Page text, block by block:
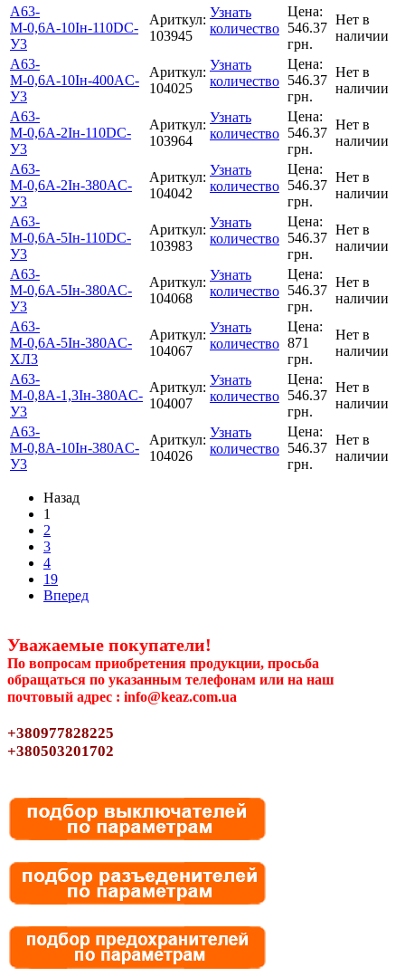
А63-
М-0,6А-10Iн-110DC-
У3
Ариткул:
103945
Узнать
количество
Цена:
546.37
грн.
Нет в
наличии
А63-
М-0,6А-10Iн-400AC-
У3
Ариткул:
104025
Узнать
количество
Цена:
546.37
грн.
Нет в
наличии
А63-
М-0,6А-2Iн-110DC-
У3
Ариткул:
103964
Узнать
количество
Цена:
546.37
грн.
Нет в
наличии
А63-
М-0,6А-2Iн-380AC-
У3
Ариткул:
104042
Узнать
количество
Цена:
546.37
грн.
Нет в
наличии
А63-
М-0,6А-5Iн-110DC-
У3
Ариткул:
103983
Узнать
количество
Цена:
546.37
грн.
Нет в
наличии
А63-
М-0,6А-5Iн-380AC-
У3
Ариткул:
104068
Узнать
количество
Цена:
546.37
грн.
Нет в
наличии
А63-
М-0,6А-5Iн-380AC-
ХЛ3
Ариткул:
104067
Узнать
количество
Цена:
871
грн.
Нет в
наличии
А63-
М-0,8А-1,3Iн-380AC-
У3
Ариткул:
104007
Узнать
количество
Цена:
546.37
грн.
Нет в
наличии
А63-
М-0,8А-10Iн-380AC-
У3
Ариткул:
104026
Узнать
количество
Цена:
546.37
грн.
Нет в
наличии
Назад
1
2
3
4
19
Вперед
Уважаемые покупатели!
По вопросам приобретения продукции, просьба
обращаться по указанным телефонам или на наш
почтовый адрес : info@keaz.com.ua
+380977828225
+380503201702